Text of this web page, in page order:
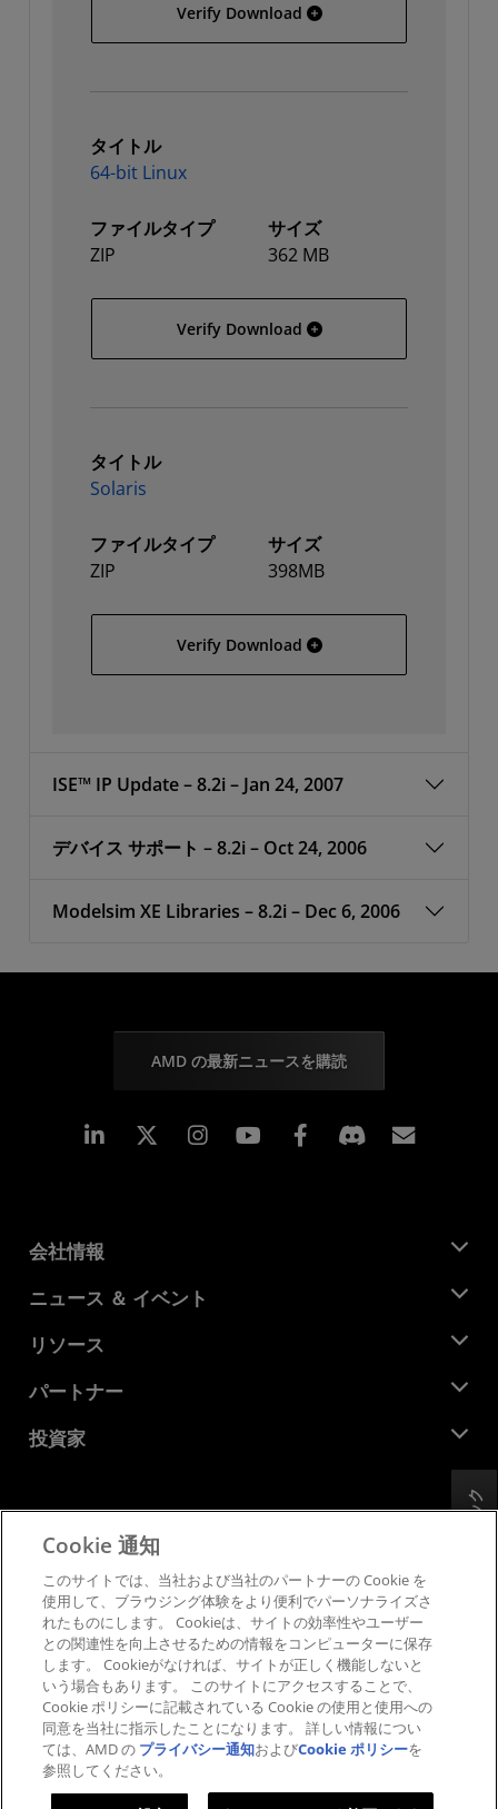
Verify Download 32-bit Linux
タイトル
64-bit Linux
ファイルタイプ
ZIP
サイズ
362 MB
Verify Download 64-bit Linux
タイトル
Solaris
ファイルタイプ
ZIP
サイズ
398MB
Verify Download Solaris
ISE™ IP Update – 8.2i – Jan 24, 2007
デバイス サポート – 8.2i – Oct 24, 2006
Modelsim XE Libraries – 8.2i – Dec 6, 2006
フィードバック
AMD の最新ニュースを購読
Linkedin Instagram Facebook
会社情報
AMD について
企業責任
キャリア
お問い合わせ
ニュース ＆ イベント
ニュースルーム
メディア ライブラリ
リソース
デベロッパー セントラル
ケース スタディ
パートナー
AMD パートナー ハブ
投資家
財務情報
取締役会
SEC 提出書類
プライバシー
商標
サプライ チェーンの透明性
公正でオープンな競争
英国税務戦略
Cookie ポリシー
Cookie の設定
Cookie 通知
このサイトでは、当社および当社のパートナーの Cookie を
使用して、ブラウジング体験をより便利でパーソナライズさ
れたものにします。 Cookieは、サイトの効率性やユーザー
との関連性を向上させるための情報をコンピューターに保存
します。 Cookieがなければ、サイトが正しく機能しないと
いう場合もあります。 このサイトにアクセスすることで、
Cookie ポリシーに記載されている Cookie の使用と使用への
同意を当社に指示したことになります。 詳しい情報につい
ては、AMD の プライバシー通知およびCookie ポリシーを
参照してください。